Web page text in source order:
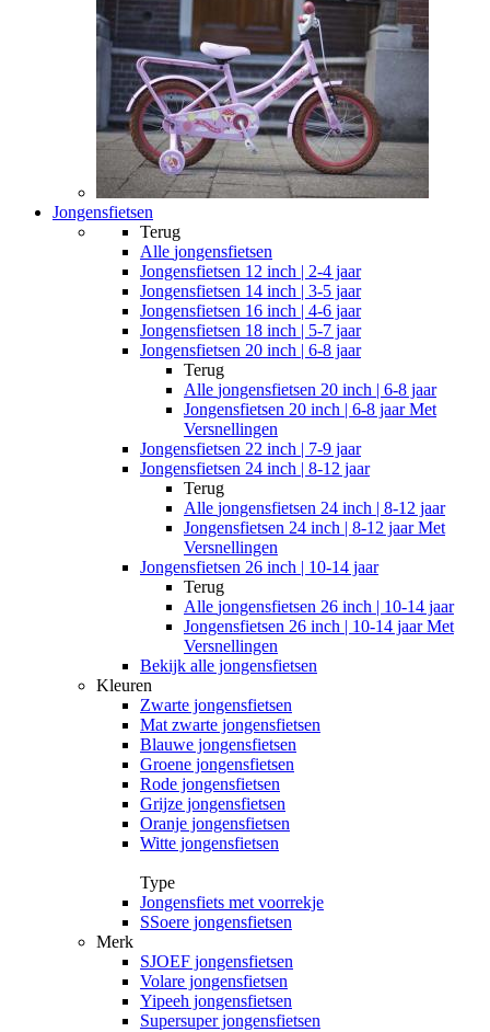
Jongensfietsen
Terug
Alle jongensfietsen
Jongensfietsen 12 inch | 2-4 jaar
Jongensfietsen 14 inch | 3-5 jaar
Jongensfietsen 16 inch | 4-6 jaar
Jongensfietsen 18 inch | 5-7 jaar
Jongensfietsen 20 inch | 6-8 jaar
Terug
Alle jongensfietsen 20 inch | 6-8 jaar
Jongensfietsen 20 inch | 6-8 jaar Met
Versnellingen
Jongensfietsen 22 inch | 7-9 jaar
Jongensfietsen 24 inch | 8-12 jaar
Terug
Alle jongensfietsen 24 inch | 8-12 jaar
Jongensfietsen 24 inch | 8-12 jaar Met
Versnellingen
Jongensfietsen 26 inch | 10-14 jaar
Terug
Alle jongensfietsen 26 inch | 10-14 jaar
Jongensfietsen 26 inch | 10-14 jaar Met
Versnellingen
Bekijk alle jongensfietsen
Kleuren
Zwarte jongensfietsen
Mat zwarte jongensfietsen
Blauwe jongensfietsen
Groene jongensfietsen
Rode jongensfietsen
Grijze jongensfietsen
Oranje jongensfietsen
Witte jongensfietsen
Type
Jongensfiets met voorrekje
SSoere jongensfietsen
Merk
SJOEF jongensfietsen
Volare jongensfietsen
Yipeeh jongensfietsen
Supersuper jongensfietsen